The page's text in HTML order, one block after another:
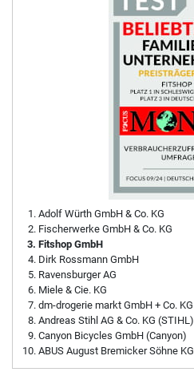
Adolf Würth GmbH & Co. KG
Fischerwerke GmbH & Co. KG
Fitshop GmbH
Dirk Rossmann GmbH
Ravensburger AG
Miele & Cie. KG
dm-drogerie markt GmbH + Co. KG
Andreas Stihl AG & Co. KG (STIHL)
Canyon Bicycles GmbH (Canyon)
ABUS August Bremicker Söhne KG